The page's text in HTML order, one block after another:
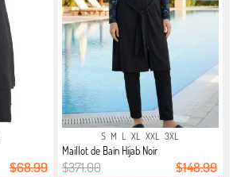
$68.99
S M L XL XXL 3XL
Maillot de Bain Hijab Noir
$371.00 $148.99